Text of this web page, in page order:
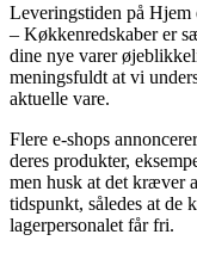
Leveringstiden på
– Køkkenredskaber er
dine nye varer
meningsfuldt at vi
aktuelle vare.
Flere e-shops
deres produkter,
men husk at det kræver
tidspunkt, således at de
lagerpersonalet får fri.